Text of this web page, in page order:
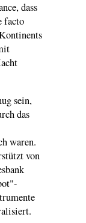
dass
facto
sein,
das
waren.
von